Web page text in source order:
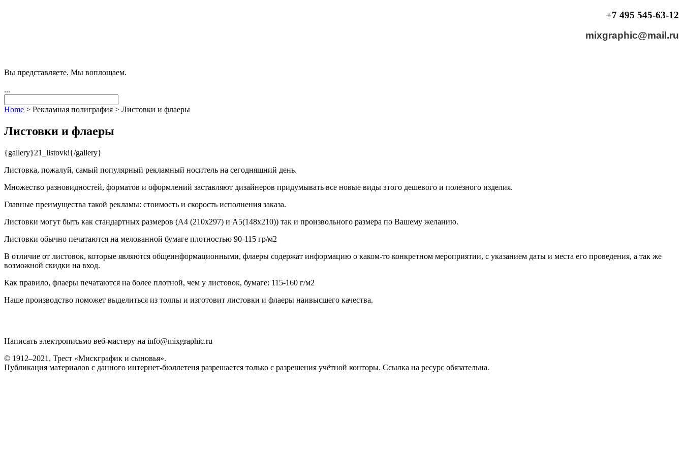
+7 495 545-63-12
mixgraphic@mail.ru
Вы представляете. Мы воплощаем.
...
Home > Рекламная полиграфия > Листовки и флаеры
Листовки и флаеры
{gallery}21_listovki{/gallery}
Листовка, пожалуй, самый популярный рекламный носитель на сегодняшний день.
Множество разновидностей, форматов и оформлений заставляют дизайнеров придумывать все новые виды этого дешевого и полезного изделия.
Главные преимущества такой рекламы: стоимость и скорость исполнения заказа.
Листовки могут быть как стандартных размеров (A4 (210x297) и A5(148x210)) так и произвольного размера по Вашему желанию.
Листовки обычно печатаются на мелованной бумаге плотностью 90-115 гр/м2
В отличие от листовок, которые являются общеинформационными, флаеры содержат информацию о каком-то конкретном мероприятии, с указанием даты и места его проведения, а так же
возможной скидки на вход.
Как правило, флаеры печатаются на более плотной, чем у листовок, бумаге: 115-160 г/м2
Наше производство поможет выделиться из толпы и изготовит листовки и флаеры наивысшего качества.
Написать электрописьмо веб-мастеру на info@mixgraphic.ru
© 1912–2021, Трест «Мискграфик и сыновья».
Публикация материалов с данного интернет-бюллетеня разрешается только с разрешения учётной конторы. Ссылка на ресурс обязательна.